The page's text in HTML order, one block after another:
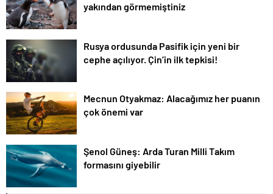
yakından görmemiştiniz
Rusya ordusunda Pasifik için yeni bir
cephe açılıyor. Çin’in ilk tepkisi!
Mecnun Otyakmaz: Alacağımız her puanın
çok önemi var
Şenol Güneş: Arda Turan Milli Takım
formasını giyebilir